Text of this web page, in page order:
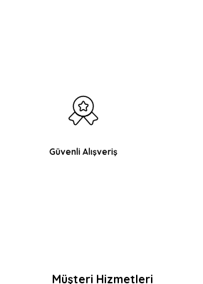
Güvenli Alışveriş
Müşteri Hizmetleri